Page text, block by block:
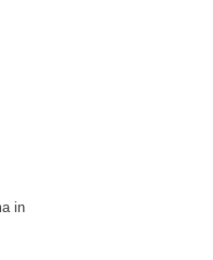
in